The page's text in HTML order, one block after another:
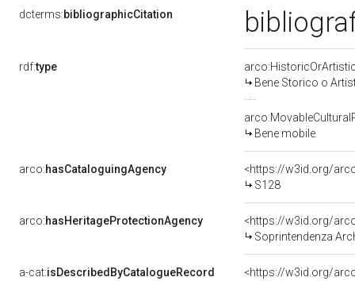
dcterms:bibliographicCitation
rdf:type
Bene Storico o
Bene mobile
arco:hasCataloguingAgency
<https://w3id.org/
S128
arco:hasHeritageProtectionAgency
<https://w3id.org/
Soprintendenza
a-cat:isDescribedByCatalogueRecord
<https://w3id.org/